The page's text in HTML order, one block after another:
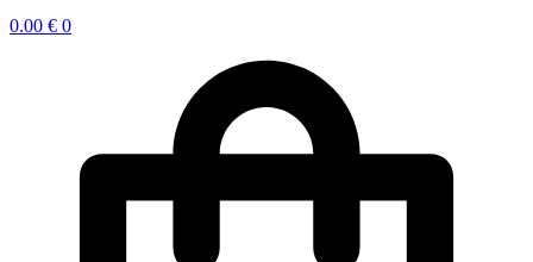
0.00 € 0